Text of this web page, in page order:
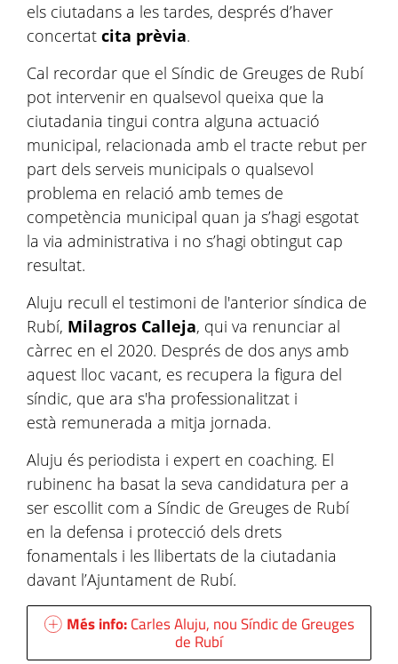
els ciutadans a les tardes, després d’haver
concertat cita prèvia.
Cal recordar que el Síndic de Greuges de Rubí
pot intervenir en qualsevol queixa que la
ciutadania tingui contra alguna actuació
municipal, relacionada amb el tracte rebut per
part dels serveis municipals o qualsevol
problema en relació amb temes de
competència municipal quan ja s’hagi esgotat
la via administrativa i no s’hagi obtingut cap
resultat.
Aluju recull el testimoni de l'anterior síndica de
Rubí, Milagros Calleja, qui va renunciar al
càrrec en el 2020. Després de dos anys amb
aquest lloc vacant, es recupera la figura del
síndic, que ara s'ha professionalitzat i
està remunerada a mitja jornada.
Aluju és periodista i expert en coaching. El
rubinenc ha basat la seva candidatura per a
ser escollit com a Síndic de Greuges de Rubí
en la defensa i protecció dels drets
fonamentals i les llibertats de la ciutadania
davant l’Ajuntament de Rubí.
Més info:Carles Aluju, nou Síndic de Greuges
de Rubí